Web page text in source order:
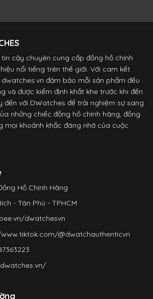
cậy chuyên cung cấp đồng hồ chính
nổi tiếng trên thế giới. Với cam kết
đảm bảo mỗi sản phẩm đều
và được kiểm định khắt khe trước khi đến
đến với DWatches để trải nghiệm sự sang
những chiếc đồng hồ chính hãng, đồng
mọi khoảnh khắc đáng nhớ của cuộc
Hồ Chính Hãng
- Tân Phú - TPHCM
dwatchesvn
@dwatchauthenticvn